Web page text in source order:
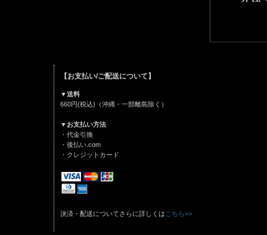
【お支払い/ご配送について】
▼送料
660円(税込)（沖縄・一部離島除く）
▼お支払い方法
・代金引換
・後払い.com
・クレジットカード
決済・配送についてさらに詳しくは こちら>>